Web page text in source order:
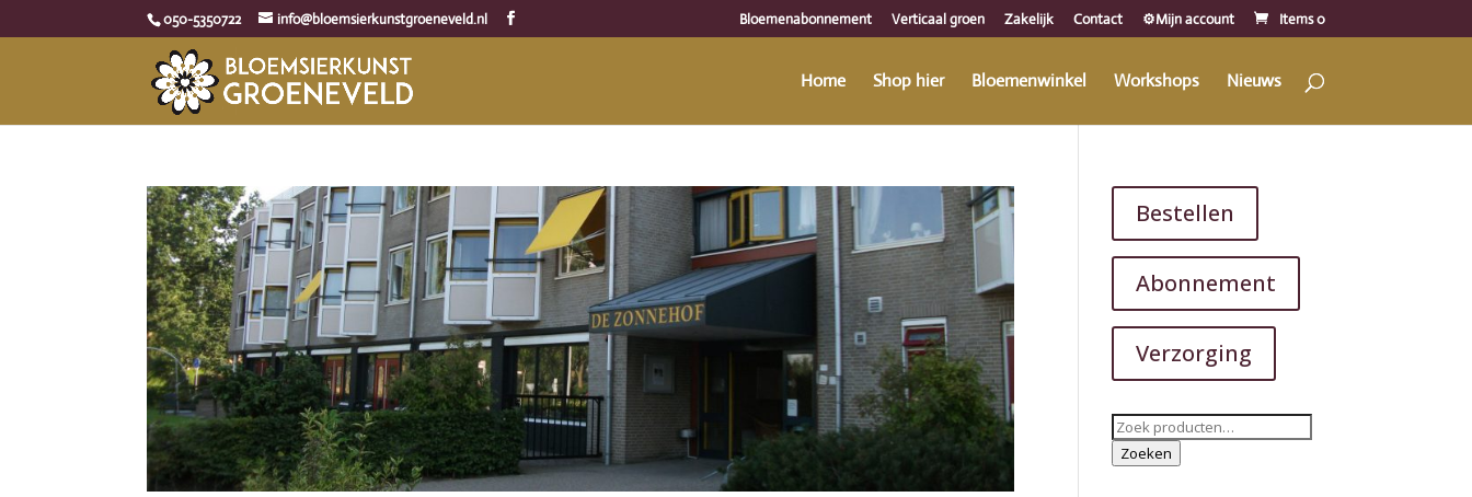
050-5350722 info@bloemsierkunstgroeneveld.nl Bloemenabonnement Verticaal groen Zakelijk Contact ⚙️Mijn account Items 0
Home Shop hier Bloemenwinkel Workshops Nieuws
Bestellen
Abonnement
Verzorging
Zoeken
naar:
Zoeken